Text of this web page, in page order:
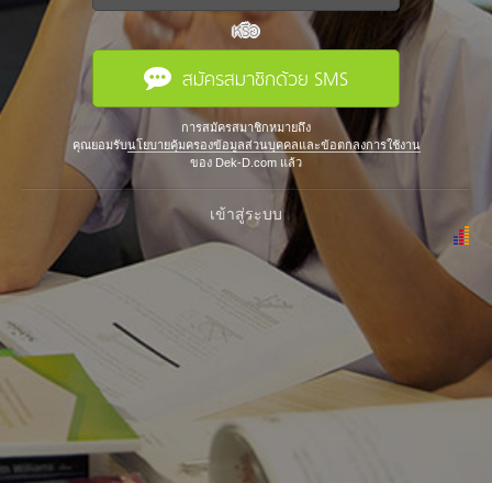
หรือ
สมัครสมาชิกด้วย SMS
การสมัครสมาชิกหมายถึง
คุณยอมรับนโยบายคุ้มครองข้อมูลส่วนบุคคลและข้อตกลงการใช้งาน
ของ Dek-D.com แล้ว
เข้าสู่ระบบ